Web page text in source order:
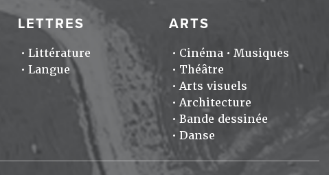
LETTRES
Littérature
Langue
ARTS
Cinéma
Musiques
Théâtre
Arts visuels
Architecture
Bande dessinée
Danse